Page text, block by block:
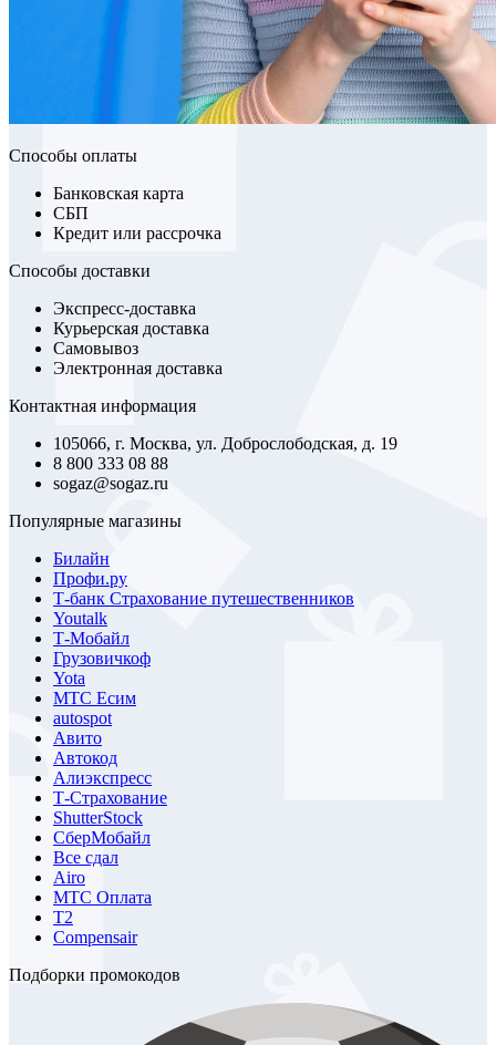
Способы оплаты
Банковская карта
СБП
Кредит или рассрочка
Способы доставки
Экспресс-доставка
Курьерская доставка
Самовывоз
Электронная доставка
Контактная информация
105066, г. Москва, ул. Доброслободская, д. 19
8 800 333 08 88
sogaz@sogaz.ru
Популярные магазины
Билайн
Профи.ру
Т-банк Страхование путешественников
Youtalk
Т-Мобайл
Грузовичкоф
Yota
МТС Есим
autospot
Авито
Автокод
Алиэкспресс
Т-Страхование
ShutterStock
СберМобайл
Все сдал
Airo
МТС Оплата
Т2
Compensair
Подборки промокодов